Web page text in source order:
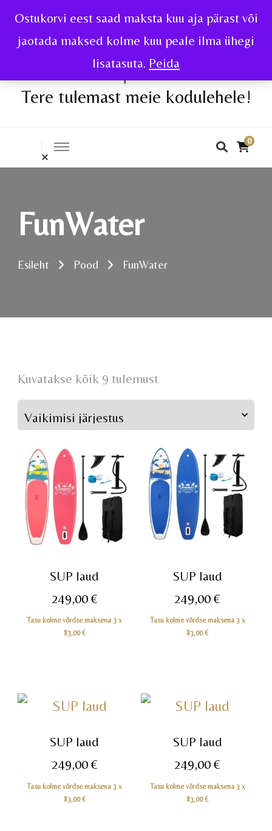
Ostukorvi eest saad maksta kuu aja pärast või
jaotada maksed kolme kuu peale ilma ühegi
lisatasuta. Peida
Tere tulemast meie kodulehele!
0
FunWater
Esileht Pood FunWater
Kuvatakse kõik 9 tulemust
SUP laud
249,00 €
Tasu kolme võrdse maksena 3 x
83,00€
SUP laud
249,00€
Tasu kolme võrdse maksena 3 x
83,00€
SUP laud
249,00 €
Tasu kolme võrdse maksena 3 x
83,00€
SUP laud
249,00€
Tasu kolme võrdse maksena 3 x
83,00€